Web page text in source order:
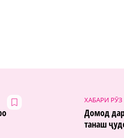
ХАБАРИ РӮЗ
Домод
танаш